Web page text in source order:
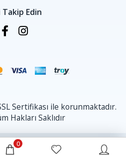
Takip Edin
Sertifikası ile korunmaktadır.
Hakları Saklıdır
0